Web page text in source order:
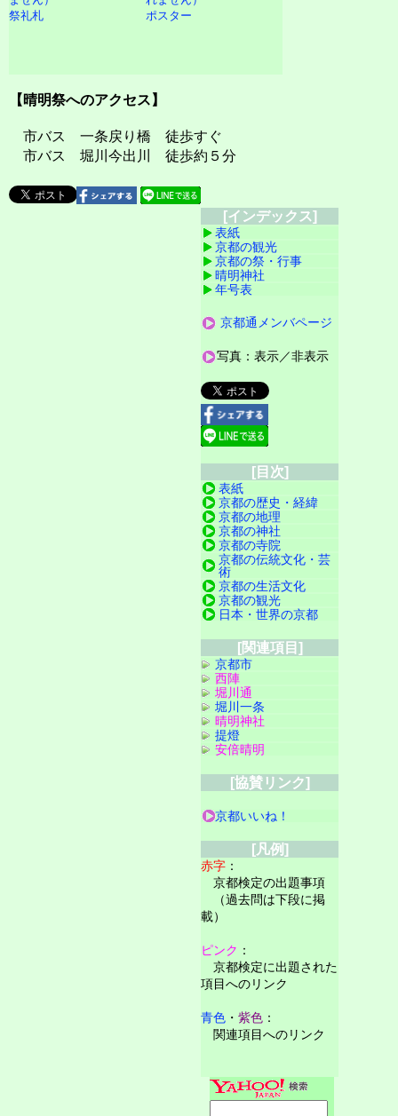
祭礼札 ポスター
【晴明祭へのアクセス】
市バス 一条戻り橋 徒歩すぐ
市バス 堀川今出川 徒歩約５分
[インデックス]
表紙
京都の観光
京都の祭・行事
晴明神社
年号表
京都通メンバページ
写真：表示／非表示
[目次]
表紙
京都の歴史・経緯
京都の地理
京都の神社
京都の寺院
京都の伝統文化・芸
術
京都の生活文化
京都の観光
日本・世界の京都
[関連項目]
京都市
西陣
堀川通
堀川一条
晴明神社
提燈
安倍晴明
[協賛リンク]
京都いいね！
[凡例]
赤字 ：
京都検定の出題事項
（過去問は下段に掲
載）
ピンク ：
京都検定に出題された
項目へのリンク
青色 ・ 紫色 ：
関連項目へのリンク